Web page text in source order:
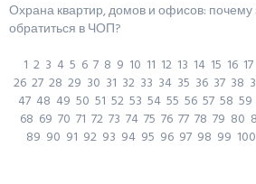
Охрана квартир, домов и офисов:
обратиться в ЧОП?
1 2 3 4 5 6 7 8 9 10 11 12 13 14 15 16 17
26 27 28 29 30 31 32 33 34 35 36 37 38
47 48 49 50 51 52 53 54 55 56 57 58 59
68 69 70 71 72 73 74 75 76 77 78 79 80
89 90 91 92 93 94 95 96 97 98 99 100